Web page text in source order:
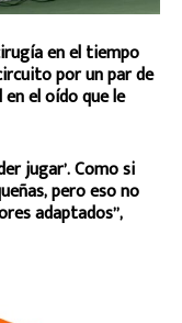
en el tiempo
por un par de
el oído que le
jugar’. Como si
pero eso no
adaptados”,